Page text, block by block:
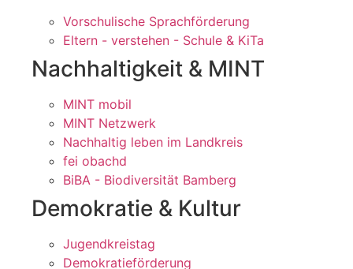
Vorschulische Sprachförderung
Eltern - verstehen - Schule & KiTa
Nachhaltigkeit & MINT
MINT mobil
MINT Netzwerk
Nachhaltig leben im Landkreis
fei obachd
BiBA - Biodiversität Bamberg
Demokratie & Kultur
Jugendkreistag
Demokratieförderung